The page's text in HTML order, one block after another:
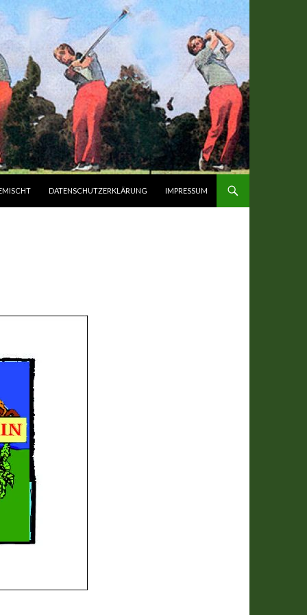
DATENSCHUTZERKLÄRUNG IMPRESSUM